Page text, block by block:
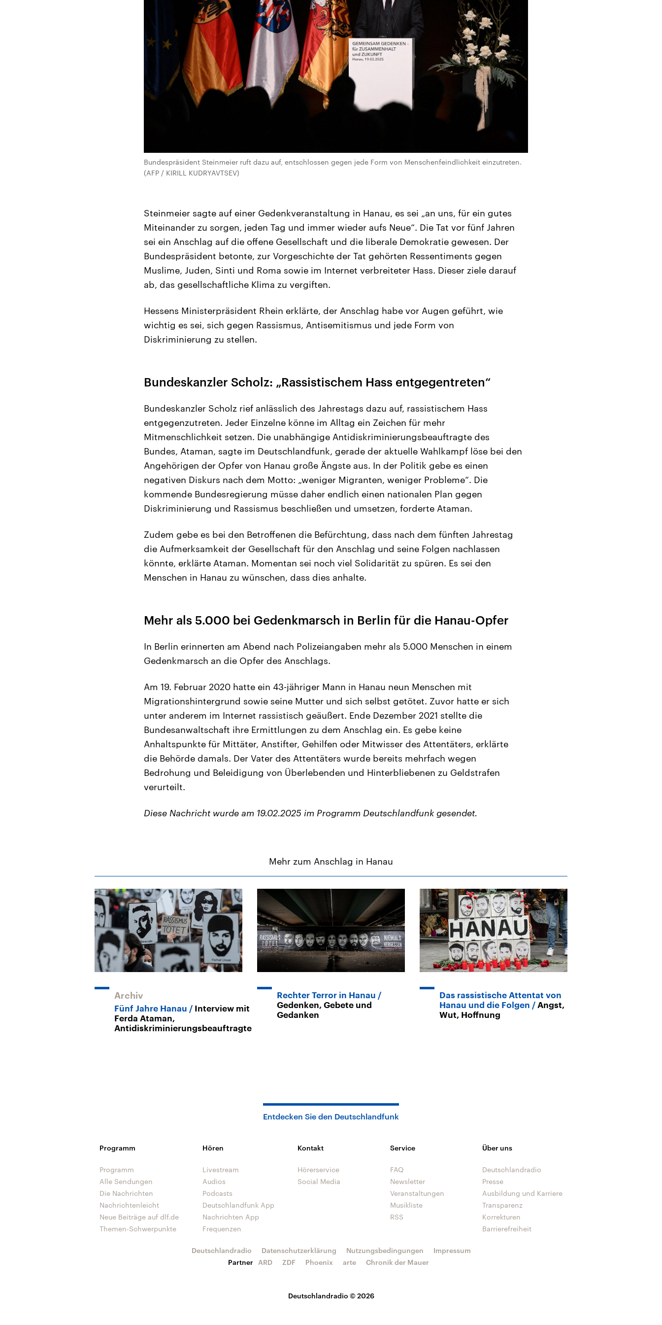
Bundespräsident Steinmeier ruft dazu auf, entschlossen gegen jede Form von Menschenfeindlichkeit einzutreten.
(AFP / KIRILL KUDRYAVTSEV)
Steinmeier sagte auf einer Gedenkveranstaltung in Hanau, es sei „an uns, für ein gutes
Miteinander zu sorgen, jeden Tag und immer wieder aufs Neue“. Die Tat vor fünf Jahren
sei ein Anschlag auf die offene Gesellschaft und die liberale Demokratie gewesen. Der
Bundespräsident betonte, zur Vorgeschichte der Tat gehörten Ressentiments gegen
Muslime, Juden, Sinti und Roma sowie im Internet verbreiteter Hass. Dieser ziele darauf
ab, das gesellschaftliche Klima zu vergiften.
Hessens Ministerpräsident Rhein erklärte, der Anschlag habe vor Augen geführt, wie
wichtig es sei, sich gegen Rassismus, Antisemitismus und jede Form von
Diskriminierung zu stellen.
Bundeskanzler Scholz: „Rassistischem Hass entgegentreten“
Bundeskanzler Scholz rief anlässlich des Jahrestags dazu auf, rassistischem Hass
entgegenzutreten. Jeder Einzelne könne im Alltag ein Zeichen für mehr
Mitmenschlichkeit setzen. Die unabhängige Antidiskriminierungsbeauftragte des
Bundes, Ataman, sagte im Deutschlandfunk, gerade der aktuelle Wahlkampf löse bei den
Angehörigen der Opfer von Hanau große Ängste aus. In der Politik gebe es einen
negativen Diskurs nach dem Motto: „weniger Migranten, weniger Probleme“. Die
kommende Bundesregierung müsse daher endlich einen nationalen Plan gegen
Diskriminierung und Rassismus beschließen und umsetzen, forderte Ataman.
Zudem gebe es bei den Betroffenen die Befürchtung, dass nach dem fünften Jahrestag
die Aufmerksamkeit der Gesellschaft für den Anschlag und seine Folgen nachlassen
könnte, erklärte Ataman. Momentan sei noch viel Solidarität zu spüren. Es sei den
Menschen in Hanau zu wünschen, dass dies anhalte.
Mehr als 5.000 bei Gedenkmarsch in Berlin für die Hanau-Opfer
In Berlin erinnerten am Abend nach Polizeiangaben mehr als 5.000 Menschen in einem
Gedenkmarsch an die Opfer des Anschlags.
Am 19. Februar 2020 hatte ein 43-jähriger Mann in Hanau neun Menschen mit
Migrationshintergrund sowie seine Mutter und sich selbst getötet. Zuvor hatte er sich
unter anderem im Internet rassistisch geäußert. Ende Dezember 2021 stellte die
Bundesanwaltschaft ihre Ermittlungen zu dem Anschlag ein. Es gebe keine
Anhaltspunkte für Mittäter, Anstifter, Gehilfen oder Mitwisser des Attentäters, erklärte
die Behörde damals. Der Vater des Attentäters wurde bereits mehrfach wegen
Bedrohung und Beleidigung von Überlebenden und Hinterbliebenen zu Geldstrafen
verurteilt.
Diese Nachricht wurde am 19.02.2025 im Programm Deutschlandfunk gesendet.
Mehr zum Anschlag in Hanau
Archiv
Fünf Jahre Hanau
Interview mit
Ferda Ataman,
Antidiskriminierungsbeauftragte
Rechter Terror in Hanau
Gedenken, Gebete und
Gedanken
Das rassistische Attentat von
Hanau und die Folgen
Angst,
Wut, Hoffnung
Entdecken Sie den Deutschlandfunk
Programm
Programm
Alle Sendungen
Die Nachrichten
Nachrichtenleicht
Neue Beiträge auf dlf.de
Themen-Schwerpunkte
Hören
Livestream
Audios
Podcasts
Deutschlandfunk App
Nachrichten App
Frequenzen
Kontakt
Hörerservice
Social Media
Service
FAQ
Newsletter
Veranstaltungen
Musikliste
RSS
Über uns
Deutschlandradio
Presse
Ausbildung und Karriere
Transparenz
Korrekturen
Barrierefreiheit
Deutschlandradio © 2026
Deutschlandradio Datenschutzerklärung Nutzungsbedingungen
Impressum
Partner
ARD ZDF Phoenix arte Chronik der Mauer